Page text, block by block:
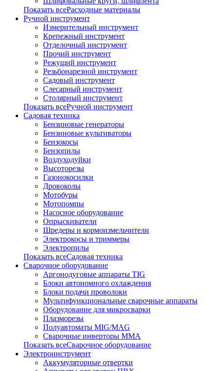
Показать всеРасходные материалы
Ручной инструмент
Измерительный инструмент
Крепежный инструмент
Отделочный инструмент
Прочий инструмент
Режущий инструмент
Резьбонарезной инструмент
Садовый инструмент
Слесарный инструмент
Столярный инструмент
Показать всеРучной инструмент
Садовая техника
Бензиновые генераторы
Бензиновые культиваторы
Бензокосы
Бензопилы
Воздуходуйки
Высоторезы
Газонокосилки
Дровоколы
Мотобуры
Мотопомпы
Насосное оборудование
Опрыскиватели
Шредеры и кормоизмельчители
Электрокосы и триммеры
Электропилы
Показать всеСадовая техника
Сварочное оборудование
Аргонодуговые аппараты TIG
Блоки автономного охлаждения
Блоки подачи проволоки
Мультифункциональные сварочные аппараты
Оборудование для микросварки
Плазморезы
Полуавтоматы MIG/MAG
Сварочные инверторы ММА
Показать всеСварочное оборудование
Электроинструмент
Аккумуляторные отвертки